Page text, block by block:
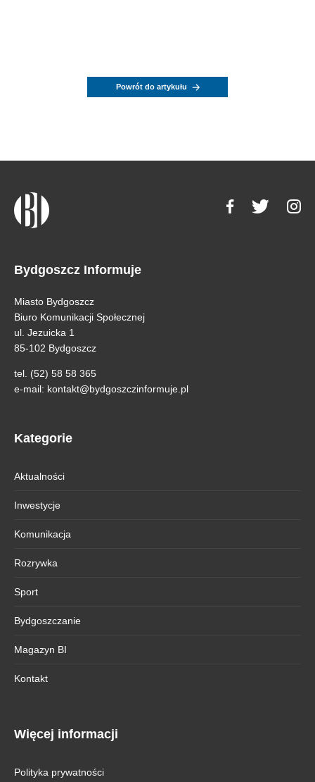
Powrót do artykułu
Bydgoszcz Informuje
Miasto Bydgoszcz
Biuro Komunikacji Społecznej
ul. Jezuicka 1
85-102 Bydgoszcz
tel. (52) 58 58 365
e-mail: kontakt@bydgoszczinformuje.pl
Kategorie
Aktualności
Inwestycje
Komunikacja
Rozrywka
Sport
Bydgoszczanie
Magazyn BI
Kontakt
Więcej informacji
Polityka prywatności